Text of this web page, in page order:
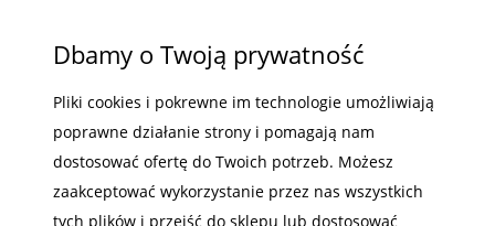
POMOC
MOJE KONTO
INFORMACJE
Dbamy o Twoją prywatność
Pliki cookies i pokrewne im technologie umożliwiają
poprawne działanie strony i pomagają nam
dostosować ofertę do Twoich potrzeb. Możesz
zaakceptować wykorzystanie przez nas wszystkich
tych plików i przejść do sklepu lub dostosować